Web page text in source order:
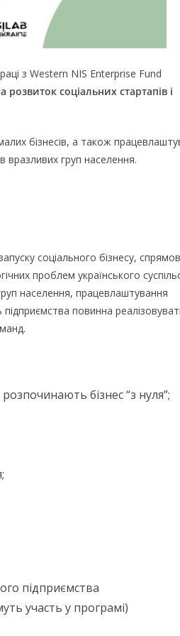
з Western NIS Enterprise Fund
соціальних стартапів і
бізнесів, а також
вразливих груп населення.
соціального бізнесу,
проблем українського
населення, працевлаштування
повинна
бізнес “з нуля”;
підприємства
участь у програмі)